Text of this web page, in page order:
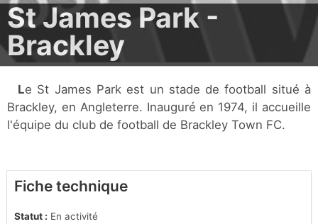
St James Park -
Brackley
Le St James Park est un stade de football situé à
Brackley, en Angleterre. Inauguré en 1974, il accueille
l'équipe du club de football de Brackley Town FC.
Fiche technique
Statut : En activité